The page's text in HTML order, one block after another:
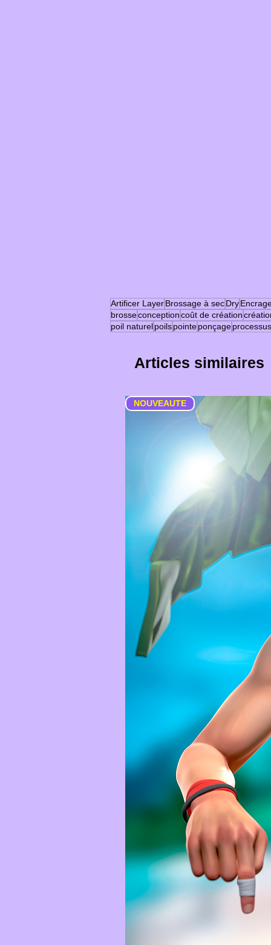
Artificer LayerBrossage à secDry
brosseconceptioncoût de création
poil naturelpoilspointeponçageprocessus
Articles similaires
NOUVEAUTE